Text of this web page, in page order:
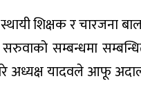
शिक्षक र चारजना
सरुवाको सम्बन्धमा
यादवले आफू